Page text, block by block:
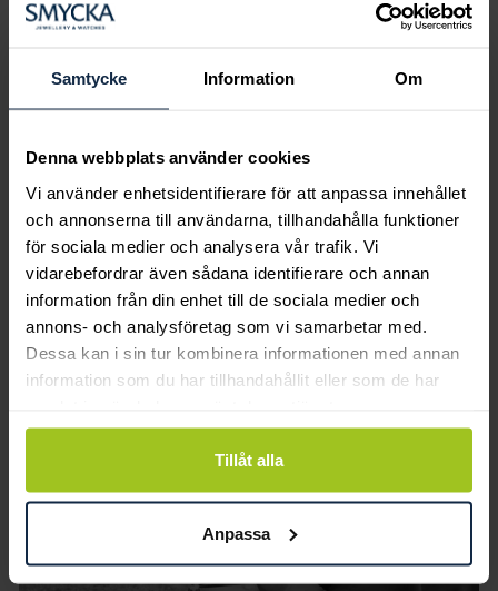
Samtycke Information Om
Denna webbplats använder cookies
Vi använder enhetsidentifierare för att anpassa innehållet
och annonserna till användarna, tillhandahålla funktioner
för sociala medier och analysera vår trafik. Vi
vidarebefordrar även sådana identifierare och annan
information från din enhet till de sociala medier och
annons- och analysföretag som vi samarbetar med.
Dessa kan i sin tur kombinera informationen med annan
information som du har tillhandahållit eller som de har
Tillåt alla
Anpassa
drömring för varje tillfälle i livet. Bokar du
perfekt för just din stil och smak.